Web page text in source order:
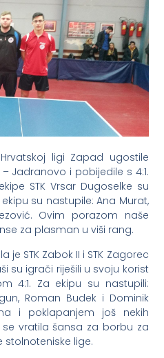
ligi Zapad ugostile
– Jadranovo i pobijedile s 4:1.
STK Vrsar Dugoselke su
su nastupile: Ana Murat,
Ovim porazom naše
za plasman u viši rang.
STK Zabok II i STK Zagorec
su igrači riješili u svoju korist
4:1. Za ekipu su nastupili:
Roman Budek i Dominik
i poklapanjem još nekih
vratila šansa za borbu za
stolnoteniske lige.